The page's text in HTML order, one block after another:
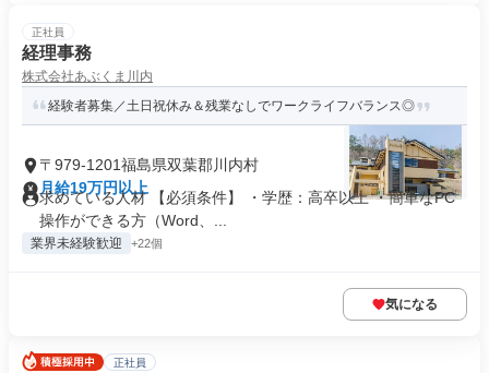
正社員
経理事務
株式会社あぶくま川内
経験者募集／土日祝休み＆残業なしでワークライフバランス◎
〒979-1201福島県双葉郡川内村
月給19万円以上
求めている人材 【必須条件】 ・学歴：高卒以上 ・簡単なPC
操作ができる方（Word、...
業界未経験歓迎 +22個
気になる
正社員